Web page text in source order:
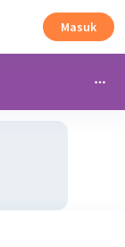
Masuk